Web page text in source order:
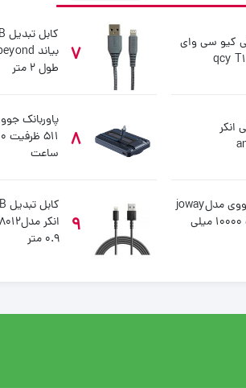
کیو سی وای
انکر
شارژر همراه جووی مدلjoway
jp-509 ظرفیت 10000 میلی
7
طول 2 متر
8
ساعت
9
0.9 متر